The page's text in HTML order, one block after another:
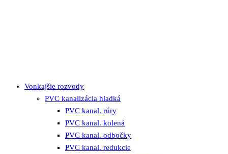
Vonkajšie rozvody
PVC kanalizácia hladká
PVC kanal. rúry
PVC kanal. kolená
PVC kanal. odbočky
PVC kanal. redukcie